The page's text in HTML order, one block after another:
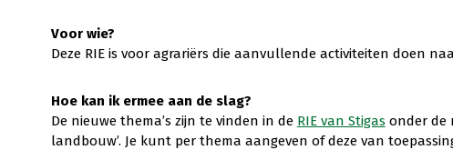
Voor wie?
Deze RIE is voor agrariërs die aanvullende activiteiten doen
Hoe kan ik ermee aan de slag?
De nieuwe thema’s zijn te vinden in de RIE van Stigas onder de
landbouw’. Je kunt per thema aangeven of deze van